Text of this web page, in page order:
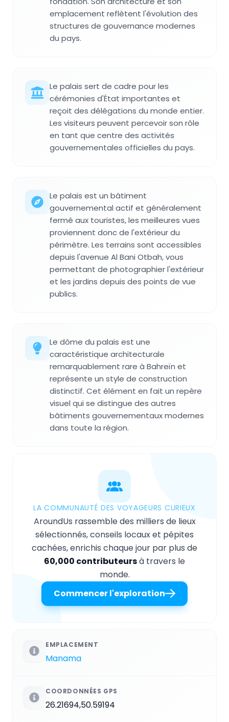
emplacement reflètent l'évolution des
structures de gouvernance modernes
du pays.
Le palais sert de cadre pour les
cérémonies d'État importantes et
reçoit des délégations du monde entier.
Les visiteurs peuvent percevoir son rôle
en tant que centre des activités
gouvernementales officielles du pays.
Le palais est un bâtiment
gouvernemental actif et généralement
fermé aux touristes, les meilleures vues
proviennent donc de l'extérieur du
périmètre. Les terrains sont accessibles
depuis l'avenue Al Bani Otbah, vous
permettant de photographier l'extérieur
et les jardins depuis des points de vue
publics.
Le dôme du palais est une
caractéristique architecturale
remarquablement rare à Bahreïn et
représente un style de construction
distinctif. Cet élément en fait un repère
visuel qui se distingue des autres
bâtiments gouvernementaux modernes
dans toute la région.
LA COMMUNAUTÉ DES VOYAGEURS CURIEUX
AroundUs rassemble des milliers de lieux
sélectionnés, conseils locaux et pépites
cachées, enrichis chaque jour par plus de
60,000 contributeursà travers le
monde.
Commencer l'exploration
EMPLACEMENT
Manama
COORDONNÉES GPS
26.21694,50.59194